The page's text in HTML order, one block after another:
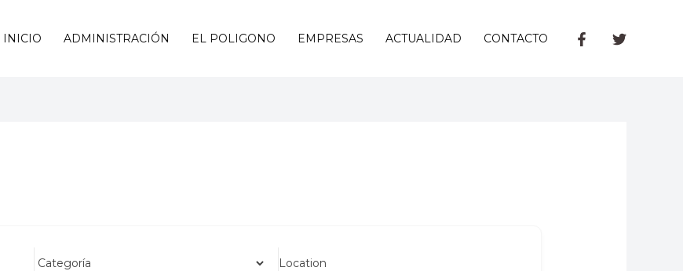
INICIO ADMINISTRACIÓN EL POLIGONO EMPRESAS ACTUALIDAD CONTACTO
Location